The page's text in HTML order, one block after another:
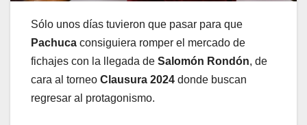
Sólo unos días tuvieron que pasar para que
Pachuca consiguiera romper el mercado de
fichajes con la llegada de Salomón Rondón, de
cara al torneo Clausura 2024 donde buscan
regresar al protagonismo.